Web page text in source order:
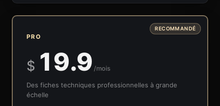
RECOMMANDÉ
PRO
$ 19.9 /mois
Des fiches techniques professionnelles à grande
échelle